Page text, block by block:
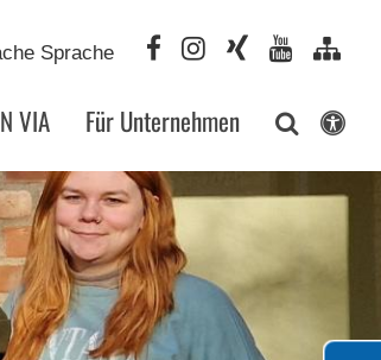
VIA Für Unternehmen
Sprache